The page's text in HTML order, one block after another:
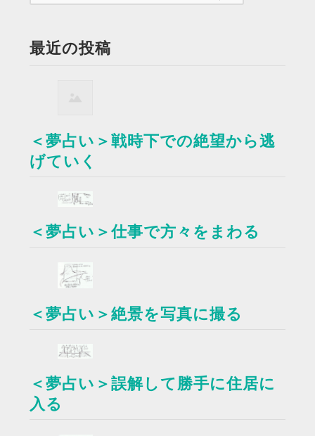
最近の投稿
＜夢占い＞戦時下での絶望から逃
げていく
＜夢占い＞仕事で方々をまわる
＜夢占い＞絶景を写真に撮る
＜夢占い＞誤解して勝手に住居に
入る